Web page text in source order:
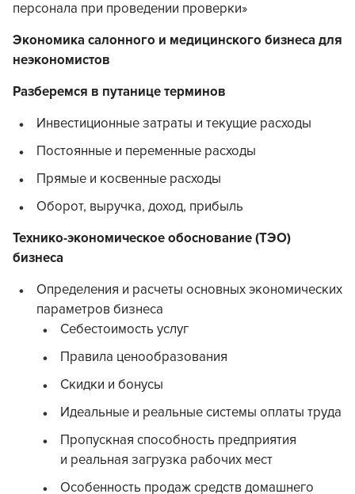
персонала при проведении проверки»
Экономика салонного и медицинского бизнеса для
неэкономистов
Разберемся в путанице терминов
Инвестиционные затраты и текущие расходы
Постоянные и переменные расходы
Прямые и косвенные расходы
Оборот, выручка, доход, прибыль
Технико-экономическое обоснование (ТЭО)
бизнеса
Определения и расчеты основных экономических
параметров бизнеса
Себестоимость услуг
Правила ценообразования
Скидки и бонусы
Идеальные и реальные системы оплаты труда
Пропускная способность предприятия
и реальная загрузка рабочих мест
Особенность продаж средств домашнего